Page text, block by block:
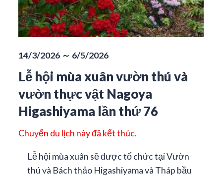
14/3/2026 ～ 6/5/2026
Lễ hội mùa xuân vườn thú và
vườn thực vật Nagoya
Higashiyama lần thứ 76
Chuyến du lịch này đã kết thúc.
Lễ hội mùa xuân sẽ được tổ chức tại Vườn
thú và Bách thảo Higashiyama và Tháp bầu